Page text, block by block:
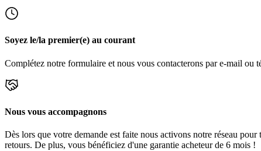
Soyez le/la premier(e) au courant
Complétez notre formulaire et nous vous contacterons par e-mail ou
Nous vous accompagnons
Dès lors que votre demande est faite nous activons notre réseau
retours. De plus, vous bénéficiez d'une garantie acheteur de 6 mois !